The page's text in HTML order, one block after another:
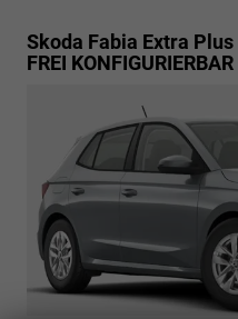
Skoda Fabia Extra Plus
FREI KONFIGURIERBAR